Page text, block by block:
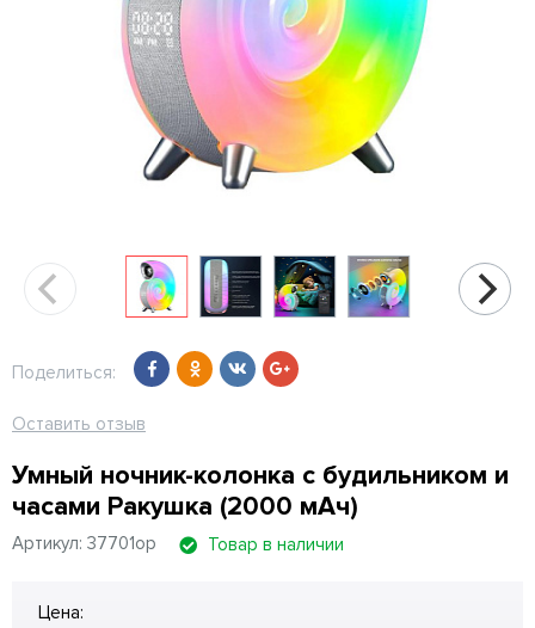
Поделиться:
Оставить отзыв
Умный ночник-колонка с будильником и
часами Ракушка (2000 мАч)
Артикул: 37701op Товар в наличии
Цена: